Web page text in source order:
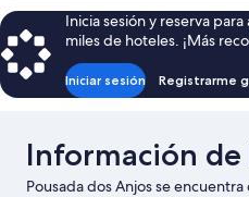
Inicia sesión y reserva
miles de hoteles. ¡Más
Iniciar sesión Registrarme
Información de
Pousada dos Anjos se